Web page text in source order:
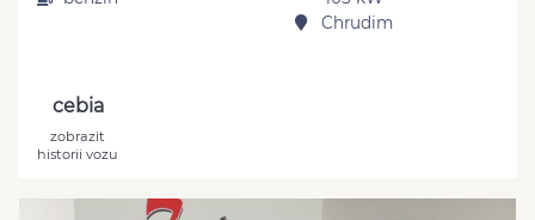
Chrudim
cebia
zobrazit
historii vozu